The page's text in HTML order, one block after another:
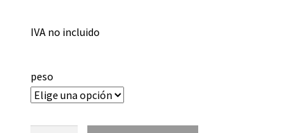
1,97€
IVA no incluido
peso